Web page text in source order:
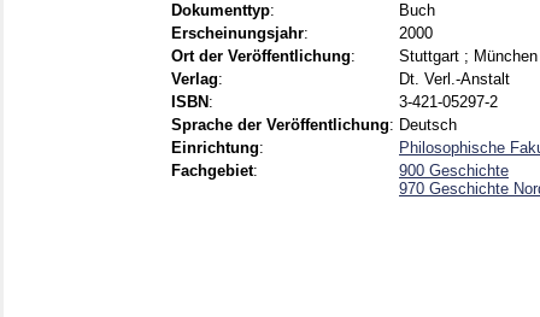
Dokumenttyp:
Buch
Erscheinungsjahr:
2000
Ort der Veröffentlichung:
Stuttgart ; München
Verlag:
Dt. Verl.-Anstalt
ISBN :
3-421-05297-2
Sprache der Veröffentlichung: Deutsch
Einrichtung:
Philosophische
Fachgebiet:
900 Geschichte
970 Geschichte